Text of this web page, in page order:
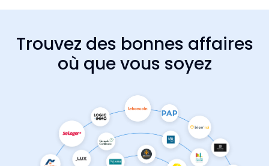
Trouvez des bonnes affaires
où que vous soyez